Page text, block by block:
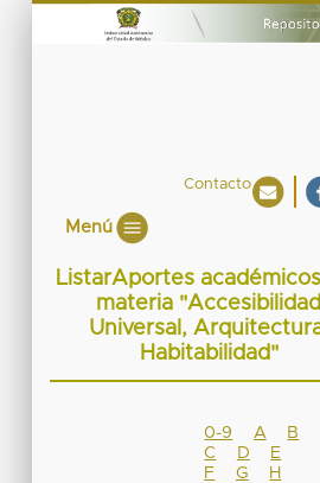
Contacto
Menú
ListarAportes
materia "Accesibilidad
Universal,
Habitabilidad"
0-9 A
B
C
D
E
F
G
H